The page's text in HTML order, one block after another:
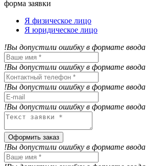
форма заявки
Я физическое лицо
Я юридическое лицо
!Вы допустили ошибку в формате ввода
!Вы допустили ошибку в формате ввода
!Вы допустили ошибку в формате ввода
!Вы допустили ошибку в формате ввода
Оформить заказ
!Вы допустили ошибку в формате ввода